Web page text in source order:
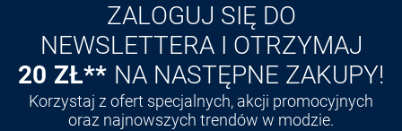
ZALOGUJ SIĘ DO
NEWSLETTERA I OTRZYMAJ
20 ZŁ** NA NASTĘPNE ZAKUPY!
Korzystaj z ofert specjalnych, akcji promocyjnych
oraz najnowszych trendów w modzie.